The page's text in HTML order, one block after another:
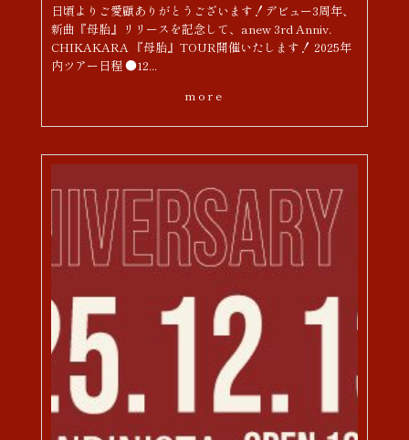
日頃よりご愛顧ありがとうございます！デビュー3周年、
新曲『母胎』リリースを記念して、anew 3rd Anniv.
CHIKAKARA 『母胎』TOUR開催いたします！ 2025年
内ツアー日程 ●12...
more